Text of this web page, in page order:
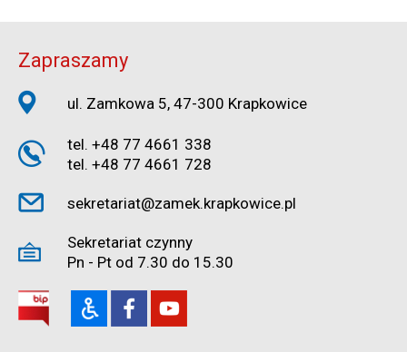
Zapraszamy
ul. Zamkowa 5, 47-300 Krapkowice
tel. +48 77 4661 338
tel. +48 77 4661 728
sekretariat@zamek.krapkowice.pl
Sekretariat czynny
Pn - Pt od 7.30 do 15.30